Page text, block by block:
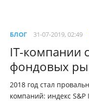
БЛОГ 31-07-2019, 02:49
IT-компании
фондовых
2018 год стал
компаний: индекс